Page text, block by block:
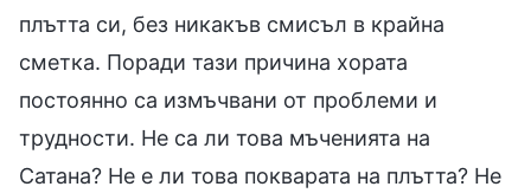
плътта си, без никакъв смисъл в крайна
сметка. Поради тази причина хората
постоянно са измъчвани от проблеми и
трудности. Не са ли това мъченията на
Сатана? Не е ли това покварата на плътта? Не